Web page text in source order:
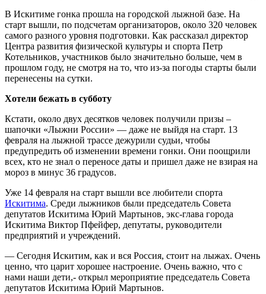
В Искитиме гонка прошла на городской лыжной базе. На
старт вышли, по подсчетам организаторов, около 320 человек
самого разного уровня подготовки. Как рассказал директор
Центра развития физической культуры и спорта Петр
Котельников, участников было значительно больше, чем в
прошлом году, не смотря на то, что из-за погоды старты были
перенесены на сутки.
Хотели бежать в субботу
Кстати, около двух десятков человек получили призы –
шапочки «Лыжни России» — даже не выйдя на старт. 13
февраля на лыжной трассе дежурили судьи, чтобы
предупредить об изменении времени гонки. Они поощрили
всех, кто не знал о переносе даты и пришел даже не взирая на
мороз в минус 36 градусов.
Уже 14 февраля на старт вышли все любители спорта
Искитима. Среди лыжников были председатель Совета
депутатов Искитима Юрий Мартынов, экс-глава города
Искитима Виктор Пфейфер, депутаты, руководители
предприятий и учреждений.
— Сегодня Искитим, как и вся Россия, стоит на лыжах. Очень
ценно, что царит хорошее настроение. Очень важно, что с
нами наши дети,- открыл мероприятие председатель Совета
депутатов Искитима Юрий Мартынов.